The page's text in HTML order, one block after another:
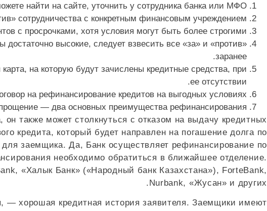
найти на сайте, уточнить у сотрудника банка или МФО.
сотрудничества с конкретным финансовым учреждением.
с просрочками, хотя условия могут быть более строгими.
высокие, следует взвесить все «за» и «против»
заранее.
на которую будут зачислены кредитные средства, при
ее отсутствии.
на рефинансирование кредитов на выгодных условиях.
— два основных преимущества рефинансирования.
также может столкнуться с отказом на выдачу кредитных
кредита, который будет направлен на погашение долга по
заемщика. Да, Банк осуществляет рефинансирование по
необходимо обратиться в ближайшее отделение.
«Халык Банк» («Народный банк Казахстана»), ForteBank,
Nurbank, «Жусан» и других.
— хорошая кредитная история заявителя. Заемщики имеют